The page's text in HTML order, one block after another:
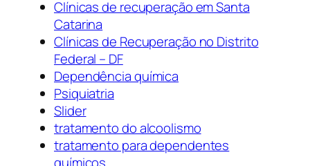
Clínicas de recuperação em Santa
Catarina
Clínicas de Recuperação no Distrito
Federal – DF
Dependência química
Psiquiatria
Slider
tratamento do alcoolismo
tratamento para dependentes